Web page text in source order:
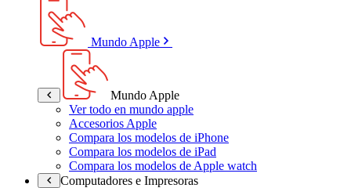
Mundo Apple
Mundo Apple
Ver todo en mundo apple
Accesorios Apple
Compara los modelos de iPhone
Compara los modelos de iPad
Compara los modelos de Apple watch
Computadores e Impresoras